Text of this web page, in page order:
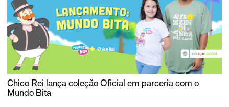
Chico Rei lança coleção Oficial em parceria com o
Mundo Bita